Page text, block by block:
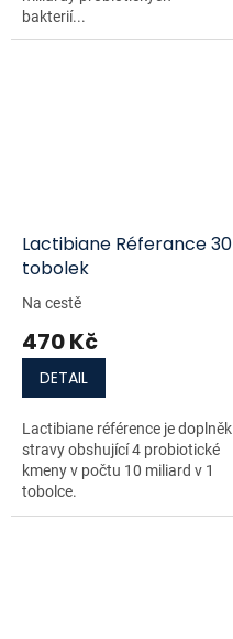
bakterií...
Lactibiane Réferance 30
tobolek
Na cestě
470 Kč
DETAIL
Lactibiane référence je doplněk
stravy obshující 4 probiotické
kmeny v počtu 10 miliard v 1
tobolce.